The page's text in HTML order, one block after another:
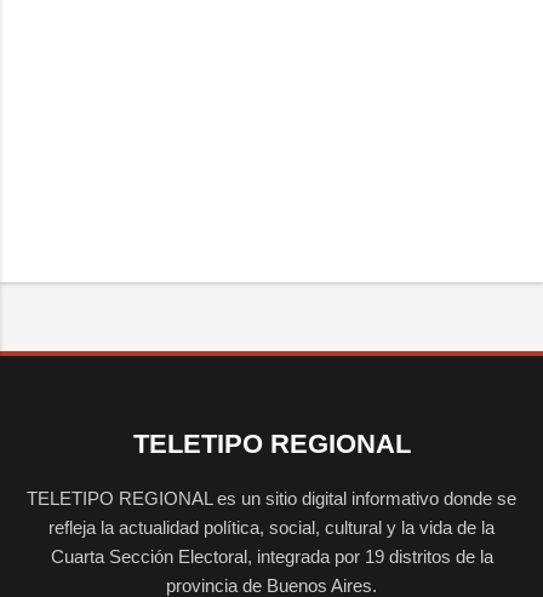
TELETIPO REGIONAL
TELETIPO REGIONAL es un sitio digital informativo donde se
refleja la actualidad política, social, cultural y la vida de la
Cuarta Sección Electoral, integrada por 19 distritos de la
provincia de Buenos Aires.